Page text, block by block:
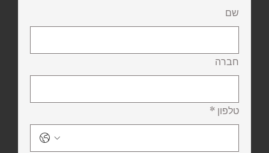
שם
חברה
טלפון *